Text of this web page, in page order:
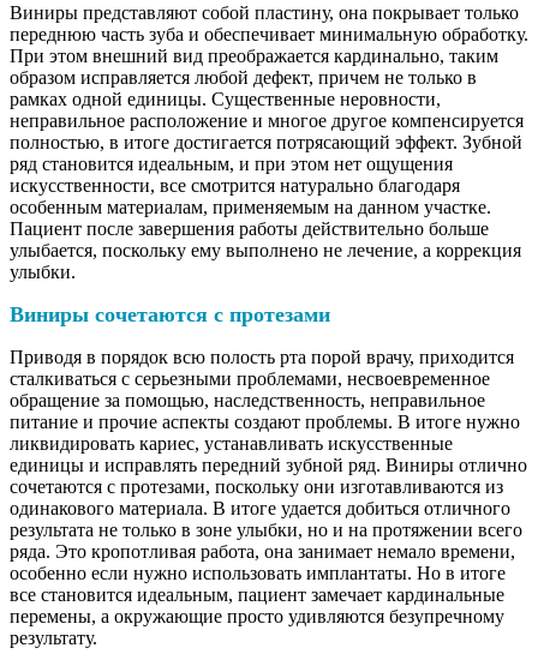
Виниры представляют собой пластину, она покрывает только
переднюю часть зуба и обеспечивает минимальную обработку.
При этом внешний вид преображается кардинально, таким
образом исправляется любой дефект, причем не только в
рамках одной единицы. Существенные неровности,
неправильное расположение и многое другое компенсируется
полностью, в итоге достигается потрясающий эффект. Зубной
ряд становится идеальным, и при этом нет ощущения
искусственности, все смотрится натурально благодаря
особенным материалам, применяемым на данном участке.
Пациент после завершения работы действительно больше
улыбается, поскольку ему выполнено не лечение, а коррекция
улыбки.
Виниры сочетаются с протезами
Приводя в порядок всю полость рта порой врачу, приходится
сталкиваться с серьезными проблемами, несвоевременное
обращение за помощью, наследственность, неправильное
питание и прочие аспекты создают проблемы. В итоге нужно
ликвидировать кариес, устанавливать искусственные
единицы и исправлять передний зубной ряд. Виниры отлично
сочетаются с протезами, поскольку они изготавливаются из
одинакового материала. В итоге удается добиться отличного
результата не только в зоне улыбки, но и на протяжении всего
ряда. Это кропотливая работа, она занимает немало времени,
особенно если нужно использовать имплантаты. Но в итоге
все становится идеальным, пациент замечает кардинальные
перемены, а окружающие просто удивляются безупречному
результату.